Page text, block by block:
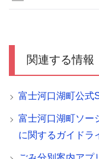
関連する情報
富士河口湖町公式
富士河口湖町ソー
に関するガイドラ